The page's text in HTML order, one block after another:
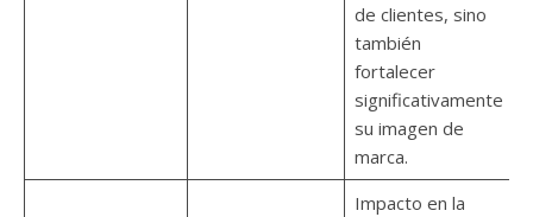
de clientes, sino
también
fortalecer
significativamente
su imagen de
marca.
Impacto en la